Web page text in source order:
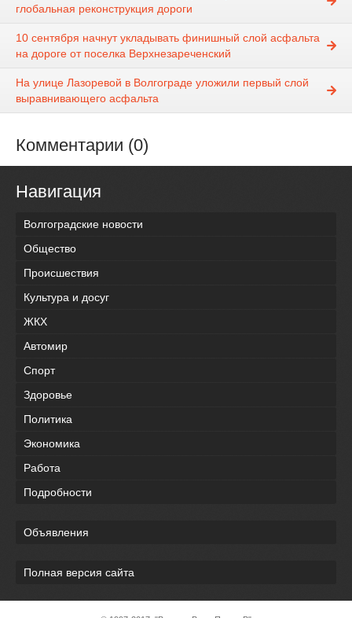
глобальная реконструкция дороги
10 сентября начнут укладывать финишный слой асфальта
на дороге от поселка Верхнезареченский
На улице Лазоревой в Волгограде уложили первый слой
выравнивающего асфальта
Комментарии (0)
Навигация
Волгоградские новости
Общество
Происшествия
Культура и досуг
ЖКХ
Автомир
Спорт
Здоровье
Политика
Экономика
Работа
Подробности
Объявления
Полная версия сайта